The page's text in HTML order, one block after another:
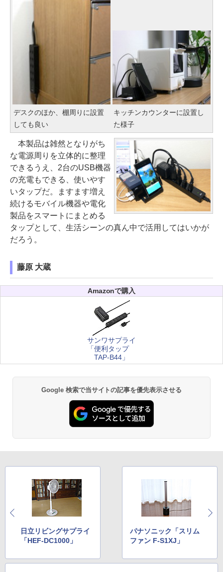
デスクのほか、棚周りに設置
しても良い
キッチンカウンターに設置し
た様子
本製品は雑然となりがち
な電源周りを立体的に整理
できるうえ、2台のUSB機器
の充電もできる、使いやす
いタップだ。ますます増え
続けるモバイル機器や電化
製品をスマートにまとめる
タップとして、生活シーンの真ん中で活用してはいかが
だろう。
藤原 大蔵
Amazonで購入
サンワサプライ
「便利タップ
TAP-B44」
Google 検索で当サイトの記事を優先表示させる
日立リビングサプライ
「HEF-DC1000」
パナソニック「スリム
ファン F-S1XJ」